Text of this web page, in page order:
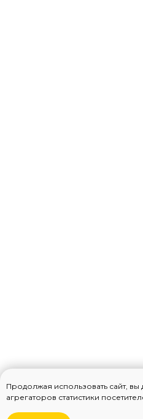
Продолжая использовать сайт,
агрегаторов статистики